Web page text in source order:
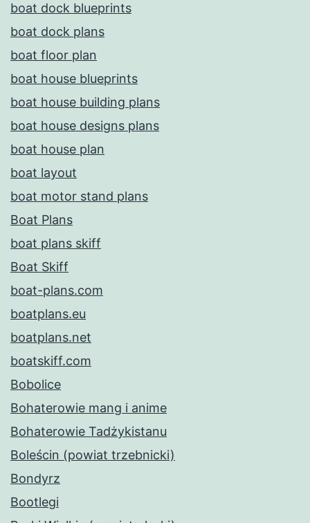
boat dock blueprints
boat dock plans
boat floor plan
boat house blueprints
boat house building plans
boat house designs plans
boat house plan
boat layout
boat motor stand plans
Boat Plans
boat plans skiff
Boat Skiff
boat-plans.com
boatplans.eu
boatplans.net
boatskiff.com
Bobolice
Bohaterowie mang i anime
Bohaterowie Tadżykistanu
Boleścin (powiat trzebnicki)
Bondyrz
Bootlegi